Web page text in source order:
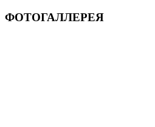
ФОТОГАЛЛЕРЕЯ